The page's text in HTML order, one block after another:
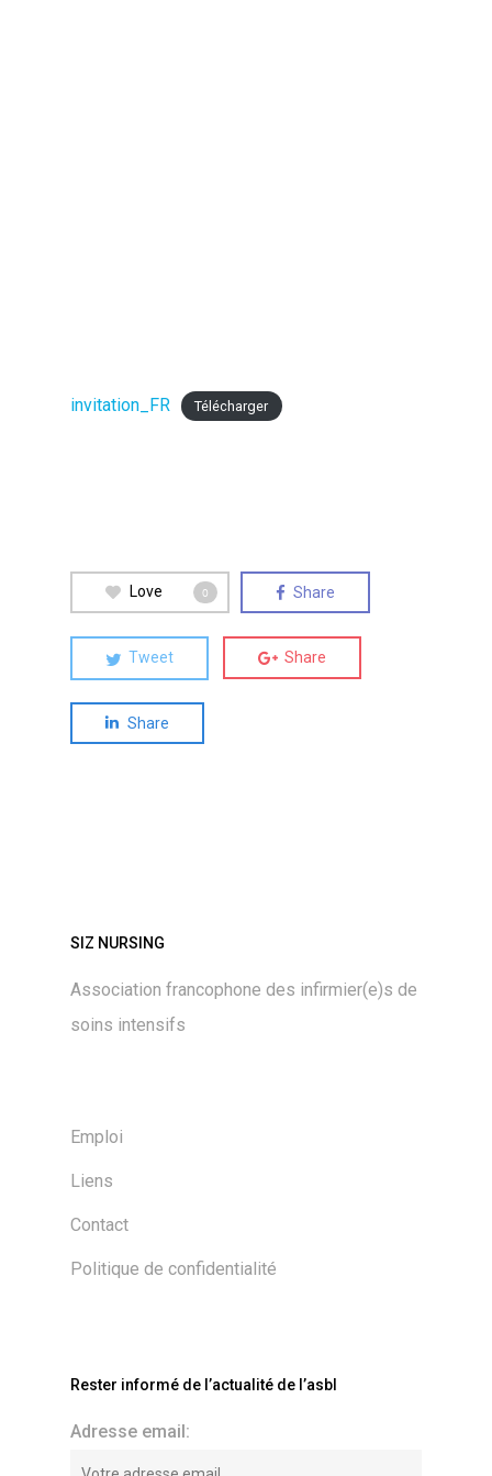
invitation_FR Télécharger
Love 0 Share
Tweet Share
Share
SIZ NURSING
Association francophone des infirmier(e)s de
soins intensifs
Emploi
Liens
Contact
Politique de confidentialité
Rester informé de l’actualité de l’asbl
Adresse email: